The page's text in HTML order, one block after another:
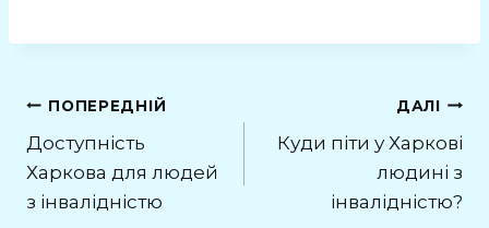
ПОПЕРЕДНІЙ
Доступність
Харкова для людей
з інвалідністю
ДАЛІ
Куди піти у Харкові
людині з
інвалідністю?